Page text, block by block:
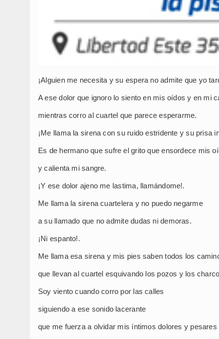
¡Alguien me necesita y su espera no admite que yo
A ese dolor que ignoro lo siento en mis oídos y en mi
mientras corro al cuartel que parece esperarme.
¡Me llama la sirena con su ruido estridente y su prisa
Es de hermano que sufre el grito que ensordece mis
y calienta mi sangre.
¡Y ese dolor ajeno me lastima, llamándome!.
Me llama la sirena cuartelera y no puedo negarme
a su llamado que no admite dudas ni demoras.
¡Ni espanto!.
Me llama esa sirena y mis pies saben todos los
que llevan al cuartel esquivando los pozos y los
Soy viento cuando corro por las calles
siguiendo a ese sonido lacerante
que me fuerza a olvidar mis íntimos dolores y pesares